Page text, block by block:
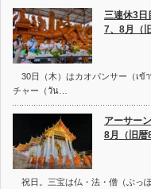
三連休3日
7、8月（
30日（木）はカオパンサー（เข้
チャー（วัน…
アーサー
8月（旧暦
祝日。三宝は仏・法・僧（ぶっ